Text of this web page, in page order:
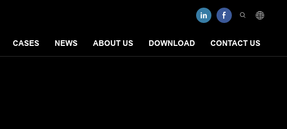
CASES NEWS ABOUT US DOWNLOAD CONTACT US